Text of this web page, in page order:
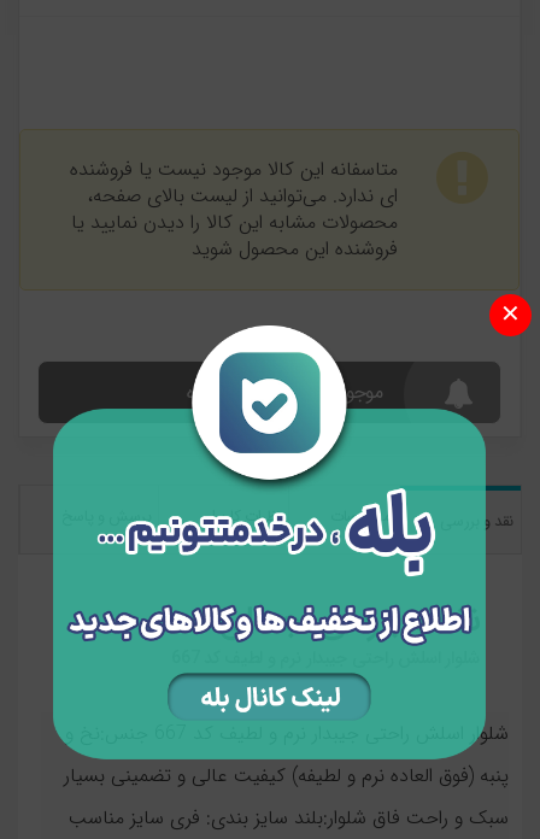
متاسفانه این کالا موجود نیست یا فروشنده
ای ندارد. می‌توانید از لیست بالای صفحه،
محصولات مشابه این کالا را دیدن نمایید یا
فروشنده این محصول شوید
موجود شد به من اطلاع بده
نقد و بررسی مشخصات نظرات کاربران پرسش و پاسخ
نقد و بررسی اجمالی
پنبه (فوق العاده نرم و لطیفه) کیفیت عالی و تضمینی بسیار
سبک و راحت فاق شلوار:بلند سایز بندی: فری سایز مناسب
✕